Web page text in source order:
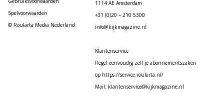
Spelvoorwaarden
© Roularta Media Nederland
1114 AE Amsterdam
+31 (0)20 – 210 5300
info@kijkmagazine.nl
Klantenservice
Regel eenvoudig zelf je abonnementszaken
op https://service.roularta.nl/
Mail: klantenservice@kijkmagazine.nl